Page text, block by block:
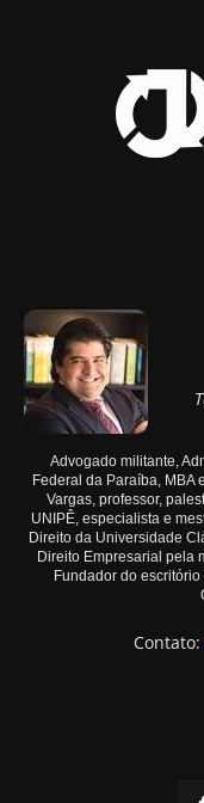
Advogado militante,
Federal da Paraíba, MBA
Vargas, professor,
UNIPÊ, especialista e
Direito da Universidade
Direito Empresarial pela
Fundador do
Contato: